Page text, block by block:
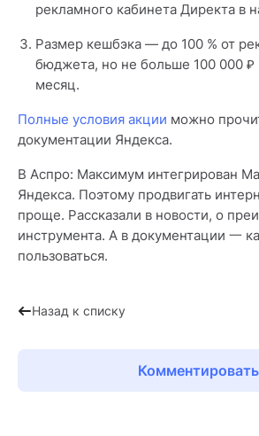
рекламного кабинета Директа в
Размер кешбэка — до 100 % от
бюджета, но не больше 100 000 ₽
месяц.
Полные условия акции можно
документации Яндекса.
В Аспро: Максимум интегрирован
Яндекса. Поэтому продвигать
проще. Рассказали в новости, о
инструмента. А в документации 一
пользоваться.
Назад к списку
Комментировать